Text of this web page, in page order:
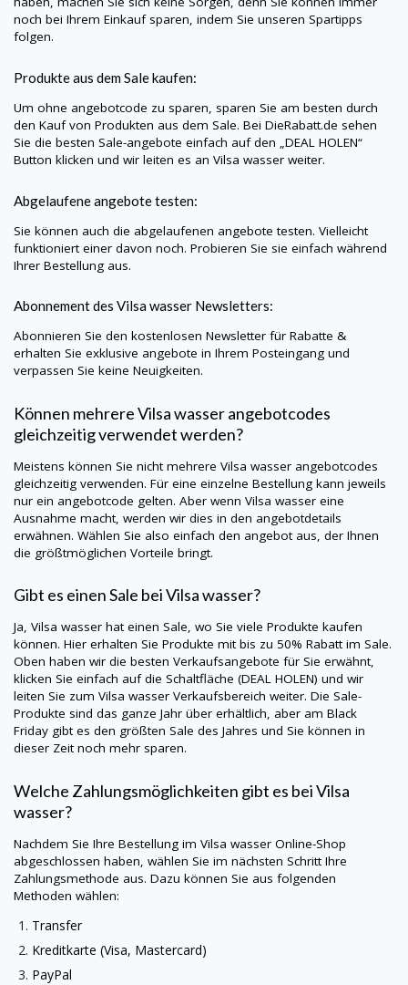
noch bei Ihrem Einkauf sparen, indem Sie unseren Spartipps
folgen.
Produkte aus dem Sale kaufen:
Um ohne angebotcode zu sparen, sparen Sie am besten durch
den Kauf von Produkten aus dem Sale. Bei DieRabatt.de sehen
Sie die besten Sale-angebote einfach auf den „DEAL HOLEN“
Button klicken und wir leiten es an Vilsa wasser weiter.
Abgelaufene angebote testen:
Sie können auch die abgelaufenen angebote testen. Vielleicht
funktioniert einer davon noch. Probieren Sie sie einfach während
Ihrer Bestellung aus.
Abonnement des Vilsa wasser Newsletters:
Abonnieren Sie den kostenlosen Newsletter für Rabatte &
erhalten Sie exklusive angebote in Ihrem Posteingang und
verpassen Sie keine Neuigkeiten.
Können mehrere Vilsa wasser angebotcodes
gleichzeitig verwendet werden?
Meistens können Sie nicht mehrere Vilsa wasser angebotcodes
gleichzeitig verwenden. Für eine einzelne Bestellung kann jeweils
nur ein angebotcode gelten. Aber wenn Vilsa wasser eine
Ausnahme macht, werden wir dies in den angebotdetails
erwähnen. Wählen Sie also einfach den angebot aus, der Ihnen
die größtmöglichen Vorteile bringt.
Gibt es einen Sale bei Vilsa wasser?
Ja, Vilsa wasser hat einen Sale, wo Sie viele Produkte kaufen
können. Hier erhalten Sie Produkte mit bis zu 50% Rabatt im Sale.
Oben haben wir die besten Verkaufsangebote für Sie erwähnt,
klicken Sie einfach auf die Schaltfläche (DEAL HOLEN) und wir
leiten Sie zum Vilsa wasser Verkaufsbereich weiter. Die Sale-
Produkte sind das ganze Jahr über erhältlich, aber am Black
Friday gibt es den größten Sale des Jahres und Sie können in
dieser Zeit noch mehr sparen.
Welche Zahlungsmöglichkeiten gibt es bei Vilsa
wasser?
Nachdem Sie Ihre Bestellung im Vilsa wasser Online-Shop
abgeschlossen haben, wählen Sie im nächsten Schritt Ihre
Zahlungsmethode aus. Dazu können Sie aus folgenden
Methoden wählen:
Transfer
Kreditkarte (Visa, Mastercard)
PayPal